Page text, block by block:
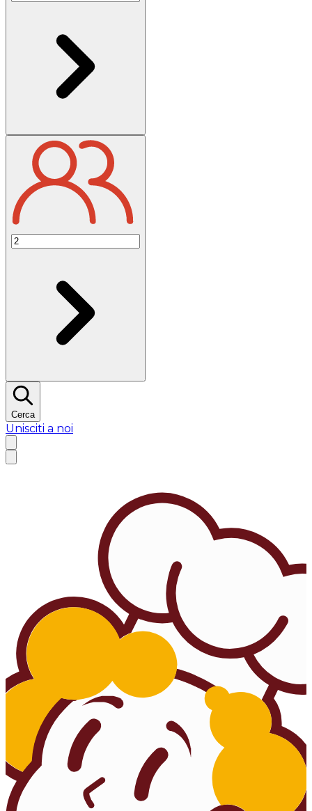
Cerca
Unisciti a noi